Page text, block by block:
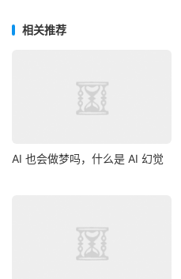
相关推荐
AI 也会做梦吗，什么是 AI 幻觉